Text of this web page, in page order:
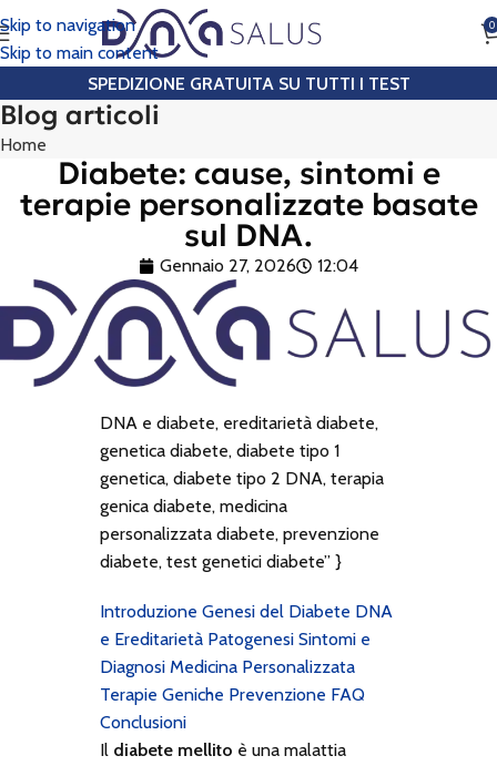
Skip to navigation
Skip to main content
0
SPEDIZIONE GRATUITA SU TUTTI I TEST
Blog articoli
Home
Diabete: cause, sintomi e
terapie personalizzate basate
sul DNA.
Gennaio 27, 2026 12:04
DNA e diabete, ereditarietà diabete,
genetica diabete, diabete tipo 1
genetica, diabete tipo 2 DNA, terapia
genica diabete, medicina
personalizzata diabete, prevenzione
diabete, test genetici diabete” }
Introduzione Genesi del Diabete DNA
e Ereditarietà Patogenesi Sintomi e
Diagnosi Medicina Personalizzata
Terapie Geniche Prevenzione FAQ
Conclusioni
Il diabete mellito è una malattia